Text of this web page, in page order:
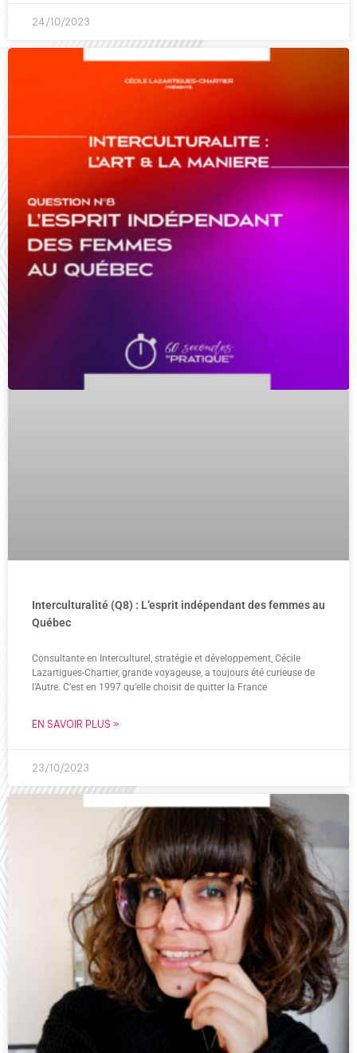
24/10/2023
Interculturalité (Q8) : L’esprit indépendant des femmes au
Québec
Consultante en Interculturel, stratégie et développement, Cécile
Lazartigues-Chartier, grande voyageuse, a toujours été curieuse de
l’Autre. C’est en 1997 qu’elle choisit de quitter la France
EN SAVOIR PLUS »
23/10/2023